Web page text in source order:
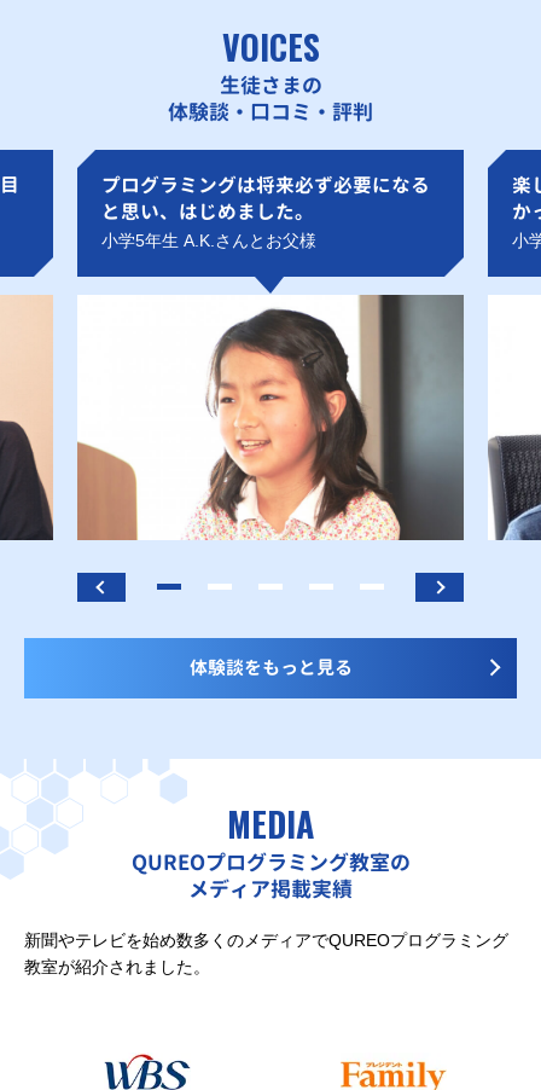
VOICES
生徒さまの
体験談・口コミ・評判
プログラミングは将来必ず必要になる
と思い、はじめました。
小学5年生 A.K.さんとお父様
楽
か
小
体験談をもっと見る
MEDIA
QUREOプログラミング教室の
メディア掲載実績
新聞やテレビを始め数多くのメディアでQUREOプログラミング
教室が紹介されました。